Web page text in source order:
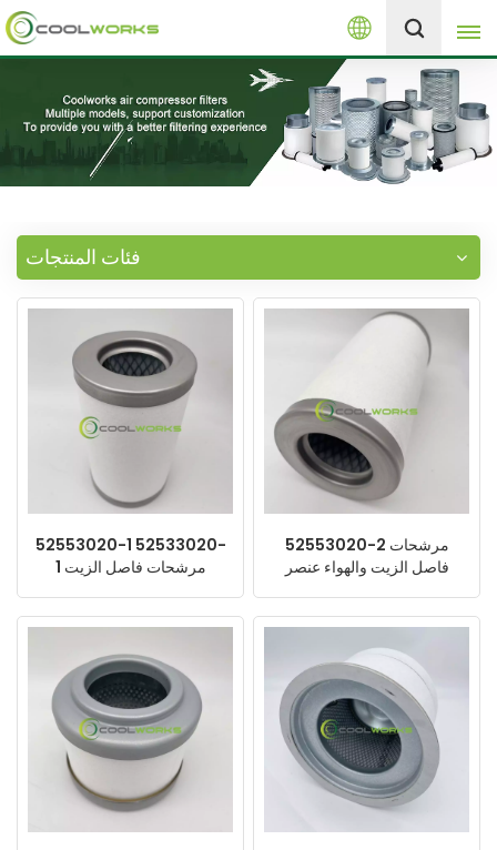
العربية
English
español
العربية
русский
+8613525046291
فئات المنتجات
52553020-1 52533020-
1 مرشحات فاصل الزيت
من هيتاشي
52553020-2 مرشحات
فاصل الزيت والهواء عنصر
هيتاشي